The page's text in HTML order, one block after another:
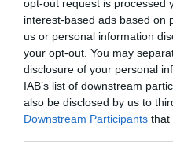
opt-out request is processed
interest-based ads based on
us or personal information
your opt-out. You may
disclosure of your personal
IAB’s list of downstream
also be disclosed by us to
Downstream Participants that
Añadir2Playbook
de forma gratuita
Mantente informado con
Compartir